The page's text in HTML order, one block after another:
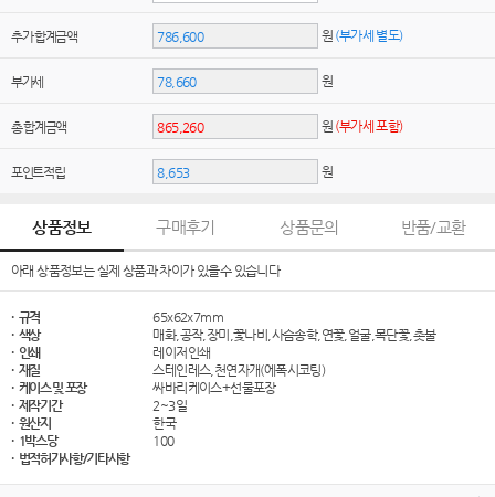
추가 합계금액 원 (부가세 별도)
부가세 원
총 합계금액 원 (부가세 포함)
포인트적립 원
상품정보 구매후기 상품문의 반품/교환
아래 상품정보는 실제 상품과 차이가 있을수 있습니다
· 규격
65x62x7mm
· 색상
매화,공작,장미,꽃나비,사슴송학,연꽃,얼굴,목단꽃,촛불
· 인쇄
레이저인쇄
· 재질
스테인레스,천연자개(에폭시코팅)
· 케이스 및 포장
싸바리케이스+선물포장
· 제작기간
2~3일
· 원산지
한국
· 1박스당
100
· 법적허가사항/기타사항